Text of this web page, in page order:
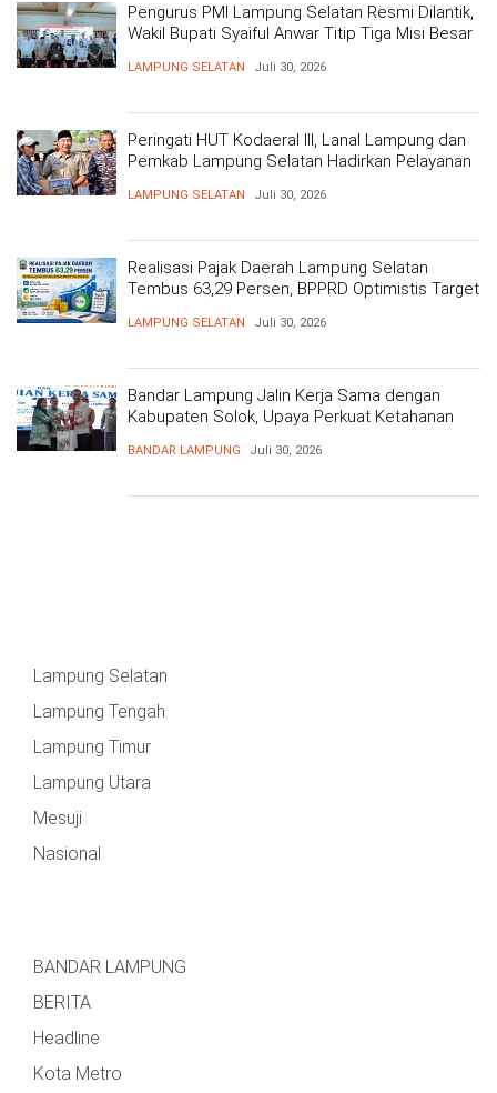
Pengurus PMI Lampung Selatan Resmi Dilantik,
Wakil Bupati Syaiful Anwar Titip Tiga Misi Besar
LAMPUNG SELATAN Juli 30, 2026
Peringati HUT Kodaeral III, Lanal Lampung dan
Pemkab Lampung Selatan Hadirkan Pelayanan
LAMPUNG SELATAN Juli 30, 2026
Realisasi Pajak Daerah Lampung Selatan
Tembus 63,29 Persen, BPPRD Optimistis Target
LAMPUNG SELATAN Juli 30, 2026
Bandar Lampung Jalin Kerja Sama dengan
Kabupaten Solok, Upaya Perkuat Ketahanan
BANDAR LAMPUNG Juli 30, 2026
Lampung Selatan
Lampung Tengah
Lampung Timur
Lampung Utara
Mesuji
Nasional
BANDAR LAMPUNG
BERITA
Headline
Kota Metro